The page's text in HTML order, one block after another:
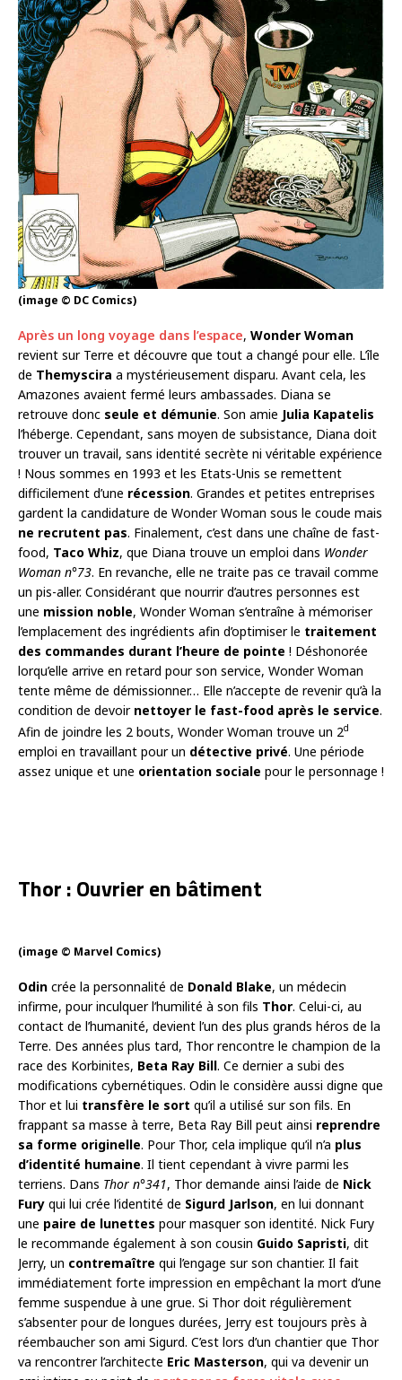
(image © DC Comics)
Après un long voyage dans l’espace, Wonder Woman
revient sur Terre et découvre que tout a changé pour elle. L’île
de Themyscira a mystérieusement disparu. Avant cela, les
Amazones avaient fermé leurs ambassades. Diana se
retrouve donc seule et démunie. Son amie Julia Kapatelis
l’héberge. Cependant, sans moyen de subsistance, Diana doit
trouver un travail, sans identité secrète ni véritable expérience
! Nous sommes en 1993 et les Etats-Unis se remettent
difficilement d’une récession. Grandes et petites entreprises
gardent la candidature de Wonder Woman sous le coude mais
ne recrutent pas. Finalement, c’est dans une chaîne de fast-
food, Taco Whiz, que Diana trouve un emploi dans Wonder
Woman n°73. En revanche, elle ne traite pas ce travail comme
un pis-aller. Considérant que nourrir d’autres personnes est
une mission noble, Wonder Woman s’entraîne à mémoriser
l’emplacement des ingrédients afin d’optimiser le traitement
des commandes durant l’heure de pointe ! Déshonorée
lorqu’elle arrive en retard pour son service, Wonder Woman
tente même de démissionner… Elle n’accepte de revenir qu’à la
condition de devoir nettoyer le fast-food après le service.
Afin de joindre les 2 bouts, Wonder Woman trouve un 2d
emploi en travaillant pour un détective privé. Une période
assez unique et une orientation sociale pour le personnage !
Thor : Ouvrier en bâtiment
(image © Marvel Comics)
Odin crée la personnalité de Donald Blake, un médecin
infirme, pour inculquer l’humilité à son fils Thor. Celui-ci, au
contact de l’humanité, devient l’un des plus grands héros de la
Terre. Des années plus tard, Thor rencontre le champion de la
race des Korbinites, Beta Ray Bill. Ce dernier a subi des
modifications cybernétiques. Odin le considère aussi digne que
Thor et lui transfère le sort qu’il a utilisé sur son fils. En
frappant sa masse à terre, Beta Ray Bill peut ainsi reprendre
sa forme originelle. Pour Thor, cela implique qu’il n’a plus
d’identité humaine. Il tient cependant à vivre parmi les
terriens. Dans Thor n°341, Thor demande ainsi l’aide de Nick
Fury qui lui crée l’identité de Sigurd Jarlson, en lui donnant
une paire de lunettes pour masquer son identité. Nick Fury
le recommande également à son cousin Guido Sapristi, dit
Jerry, un contremaître qui l’engage sur son chantier. Il fait
immédiatement forte impression en empêchant la mort d’une
femme suspendue à une grue. Si Thor doit régulièrement
s’absenter pour de longues durées, Jerry est toujours près à
réembaucher son ami Sigurd. C’est lors d’un chantier que Thor
va rencontrer l’architecte Eric Masterson, qui va devenir un